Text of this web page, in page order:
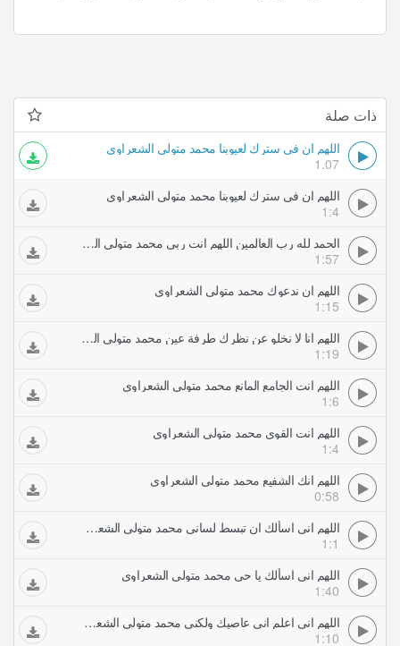
ذات صلة
اللهم ان في سترك لعيوبنا محمد متولي الشعراوي
1.07
اللهم ان في سترك لعيوبنا محمد متولي الشعراوي
1:4
الحمد لله رب العالمين اللهم انت ربي محمد متولي الشعراوي
1:57
اللهم ان ندعوك محمد متولي الشعراوي
1:15
اللهم انا لا نخلو عن نظرك طرفة عين محمد متولي الشعراوي
1:19
اللهم انت الجامع المانع محمد متولي الشعراوي
1:6
اللهم انت القوي محمد متولي الشعراوي
1:4
اللهم انك الشفيع محمد متولي الشعراوي
0:58
اللهم اني اسألك ان تبسط لساني محمد متولي الشعراوي
1:1
اللهم اني اسألك يا حي محمد متولي الشعراوي
1:40
اللهم اني اعلم اني عاصيك ولكني محمد متولي الشعراوي
1:10